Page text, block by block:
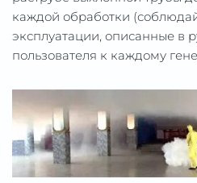
каждой обработки
эксплуатации, описанные в
пользователя к каждому